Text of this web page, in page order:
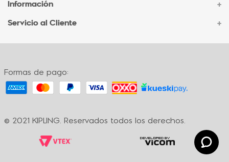
Acerca de Kipling
Sucursales
Información +
Contacto Corporativo
Formas de pago
Servicio al Cliente +
Contacto
Políticas de cambio
Términos y condiciones
Formas de pago:
© 2021 KIPLING. Reservados todos los derechos.